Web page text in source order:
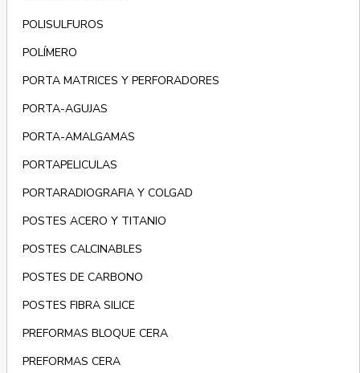
POLISULFUROS
POLÍMERO
PORTA MATRICES Y PERFORADORES
PORTA-AGUJAS
PORTA-AMALGAMAS
PORTAPELICULAS
PORTARADIOGRAFIA Y COLGAD
POSTES ACERO Y TITANIO
POSTES CALCINABLES
POSTES DE CARBONO
POSTES FIBRA SILICE
PREFORMAS BLOQUE CERA
PREFORMAS CERA